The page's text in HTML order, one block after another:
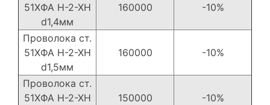
51ХФА Н-2-ХН
d1,4мм
160000 -10%
Проволока ст.
51ХФА Н-2-ХН
d1,5мм
160000 -10%
Проволока ст.
51ХФА Н-2-ХН
150000 -10%